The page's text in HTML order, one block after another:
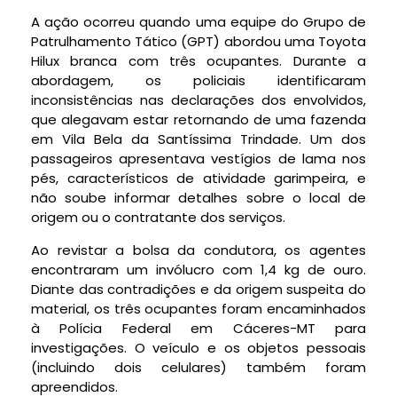
A ação ocorreu quando uma equipe do Grupo de
Patrulhamento Tático (GPT) abordou uma Toyota
Hilux branca com três ocupantes. Durante a
abordagem, os policiais identificaram
inconsistências nas declarações dos envolvidos,
que alegavam estar retornando de uma fazenda
em Vila Bela da Santíssima Trindade. Um dos
passageiros apresentava vestígios de lama nos
pés, característicos de atividade garimpeira, e
não soube informar detalhes sobre o local de
origem ou o contratante dos serviços.
Ao revistar a bolsa da condutora, os agentes
encontraram um invólucro com 1,4 kg de ouro.
Diante das contradições e da origem suspeita do
material, os três ocupantes foram encaminhados
à Polícia Federal em Cáceres-MT para
investigações. O veículo e os objetos pessoais
(incluindo dois celulares) também foram
apreendidos.